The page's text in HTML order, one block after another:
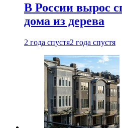
В России вырос
дома из дерева
2 года спустя2 года спустя